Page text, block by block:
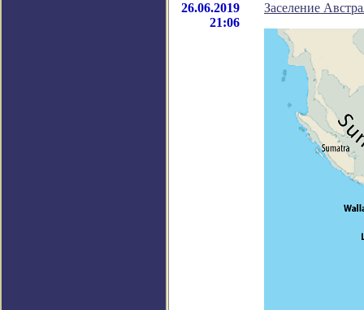
26.06.2019
21:06
Заселение